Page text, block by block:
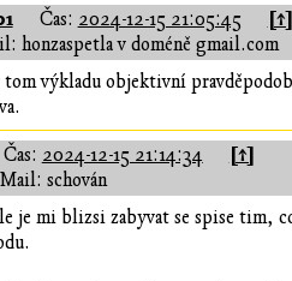
Čas: 2024-12-15 21:05:45 [↑]
honzaspetla v doméně gmail.com
tom výkladu objektivní
Čas: 2024-12-15 21:14:34 [↑]
Mail: schován
je mi blizsi zabyvat se spise tim,